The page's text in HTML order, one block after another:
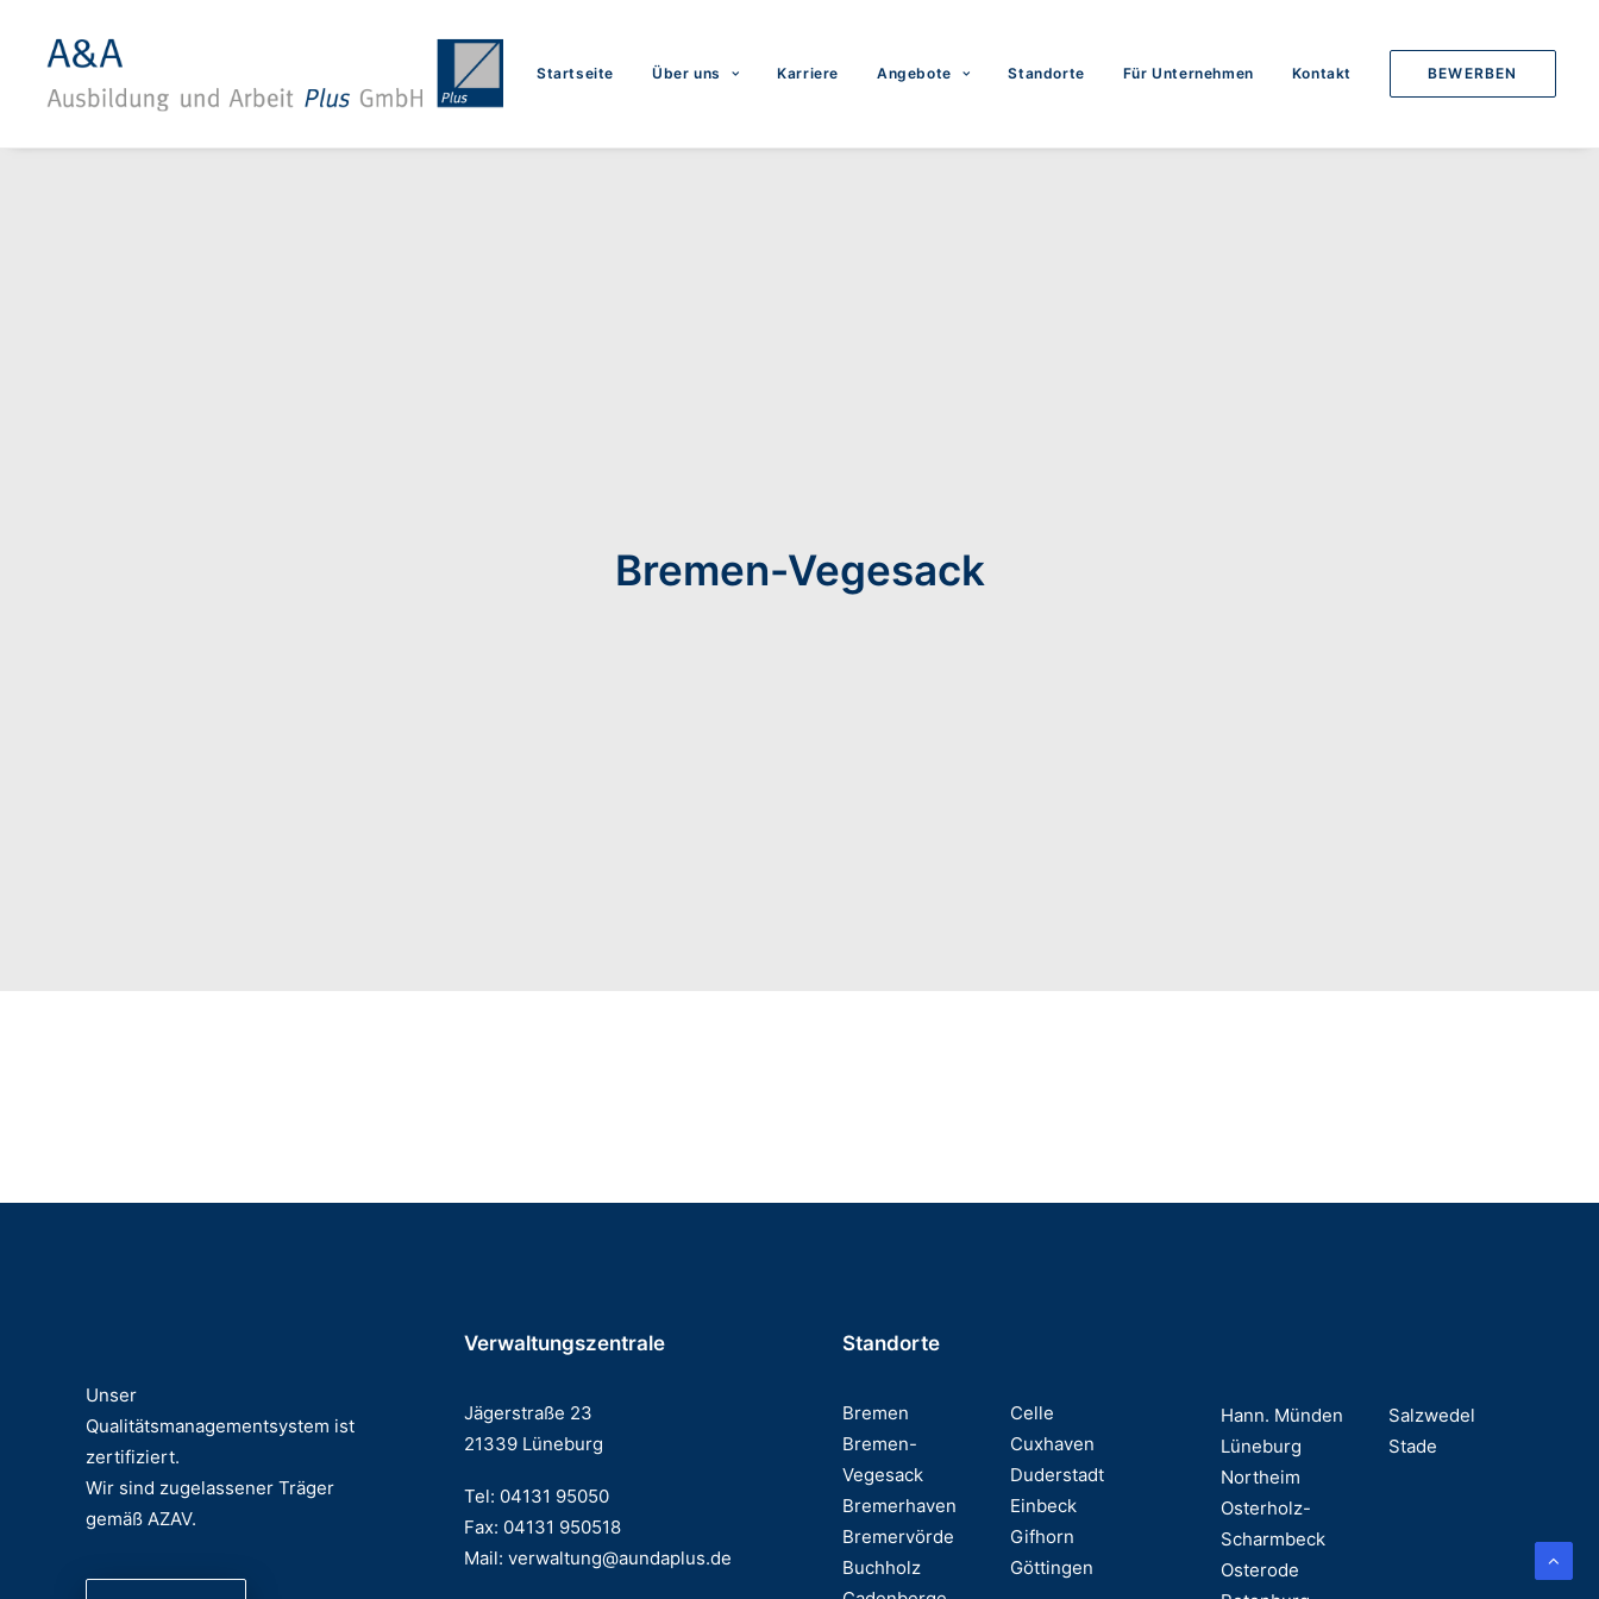
Startseite Über uns Karriere Angebote Standorte Für Unternehmen Kontakt BEWERBEN
Bremen-Vegesack
Unser
Qualitätsmanagementsystem ist
zertifiziert.
Wir sind zugelassener Träger
gemäß AZAV.
Verwaltungszentrale
Jägerstraße 23
21339 Lüneburg
Tel: 04131 95050
Fax: 04131 950518
Mail: verwaltung@aundaplus.de
Standorte
Bremen
Bremen-
Vegesack
Bremerhaven
Bremervörde
Buchholz
Celle
Cuxhaven
Duderstadt
Einbeck
Gifhorn
Göttingen
Hann. Münden
Lüneburg
Northeim
Osterholz-
Scharmbeck
Osterode
Salzwedel
Stade